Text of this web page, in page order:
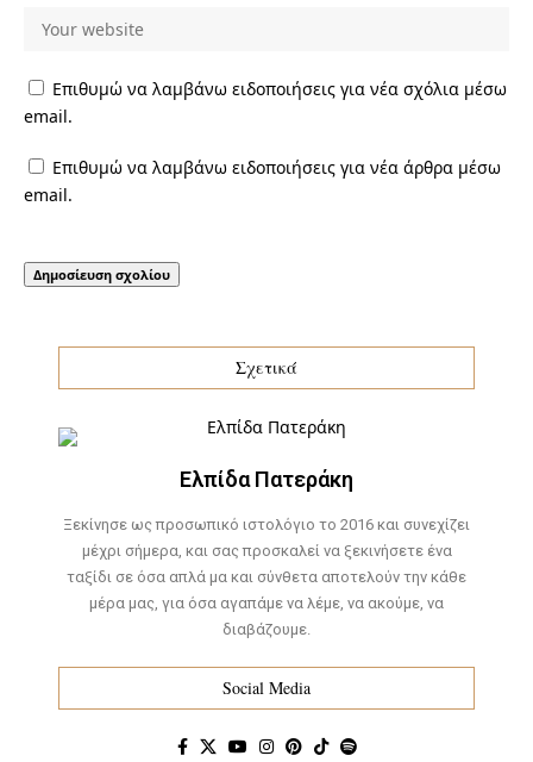
Επιθυμώ να λαμβάνω ειδοποιήσεις για νέα σχόλια μέσω
email.
Επιθυμώ να λαμβάνω ειδοποιήσεις για νέα άρθρα μέσω
email.
Σχετικά
Ελπίδα Πατεράκη
Ξεκίνησε ως προσωπικό ιστολόγιο το 2016 και συνεχίζει
μέχρι σήμερα, και σας προσκαλεί να ξεκινήσετε ένα
ταξίδι σε όσα απλά μα και σύνθετα αποτελούν την κάθε
μέρα μας, για όσα αγαπάμε να λέμε, να ακούμε, να
διαβάζουμε.
Social Media